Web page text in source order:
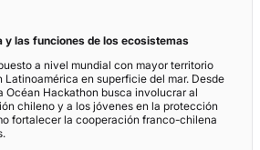
y las funciones de los ecosistemas
a nivel mundial con mayor territorio
Latinoamérica en superficie del mar. Desde
Océan Hackathon busca involucrar al
chileno y a los jóvenes en la protección
fortalecer la cooperación franco-chilena